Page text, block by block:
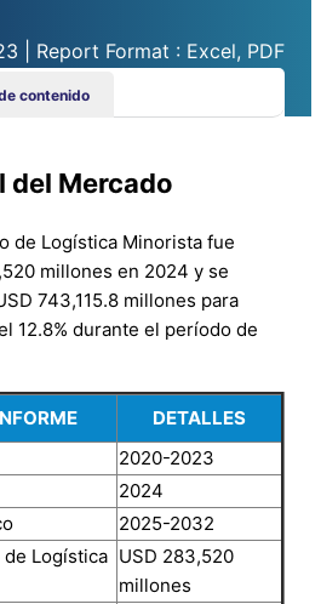
| Report Format : Excel, PDF
contenido
del Mercado
de Logística Minorista fue
millones en 2024 y se
743,115.8 millones para
12.8% durante el período de
DETALLES
2020-2023
2024
2025-2032
Logística USD 283,520
millones